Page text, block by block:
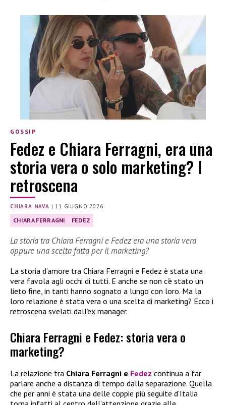
GOSSIP
Fedez e Chiara Ferragni, era una
storia vera o solo marketing? I
retroscena
CHIARA NAVA | 11 GIUGNO 2026
CHIARA FERRAGNI FEDEZ
La storia tra Chiara Ferragni e Fedez era una storia vera
oppure una scelta fatta per il marketing?
La storia d’amore tra Chiara Ferragni e Fedez è stata una
vera favola agli occhi di tutti. E anche se non c’è stato un
lieto fine, in tanti hanno sognato a lungo con loro. Ma la
loro relazione è stata vera o una scelta di marketing? Ecco i
retroscena svelati dall’ex manager.
Chiara Ferragni e Fedez: storia vera o
marketing?
La relazione tra Chiara Ferragni e Fedez continua a far
parlare anche a distanza di tempo dalla separazione. Quella
che per anni è stata una delle coppie più seguite d’Italia